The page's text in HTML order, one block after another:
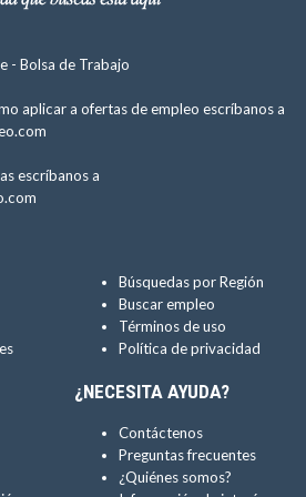
- Bolsa de Trabajo
aplicar a ofertas de empleo escríbanos a
escríbanos a
Búsquedas por Región
Buscar empleo
Términos de uso
Política de privacidad
¿NECESITA AYUDA?
Contáctenos
Preguntas frecuentes
¿Quiénes somos?